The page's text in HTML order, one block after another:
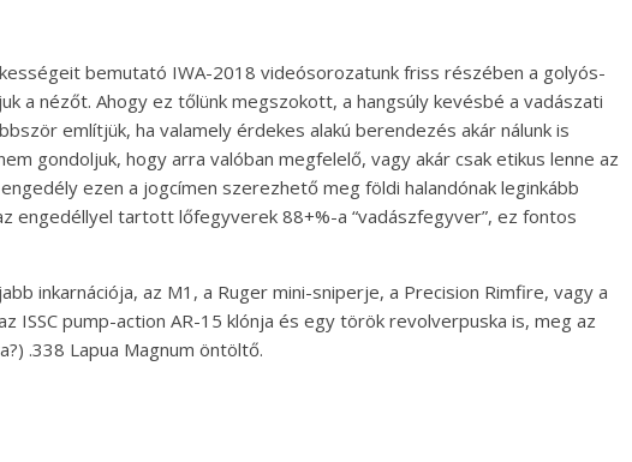
bemutató IWA-2018 videósorozatunk friss részében a golyós-
a nézőt. Ahogy ez tőlünk megszokott, a hangsúly kevésbé a vadászati
említjük, ha valamely érdekes alakú berendezés akár nálunk is
gondoljuk, hogy arra valóban megfelelő, vagy akár csak etikus lenne az
ezen a jogcímen szerezhető meg földi halandónak leginkább
engedéllyel tartott lőfegyverek 88+%-a “vadászfegyver”, ez fontos
inkarnációja, az M1, a Ruger mini-sniperje, a Precision Rimfire, vagy a
ISSC pump-action AR-15 klónja és egy török revolverpuska is, meg az
.338 Lapua Magnum öntöltő.